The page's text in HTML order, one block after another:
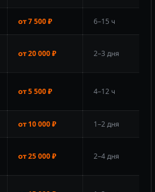
от 7 500 ₽ 6–15 ч
от 20 000 ₽ 2–3 дня
от 5 500 ₽ 4–12 ч
от 10 000 ₽ 1–2 дня
от 25 000 ₽ 2–4 дня